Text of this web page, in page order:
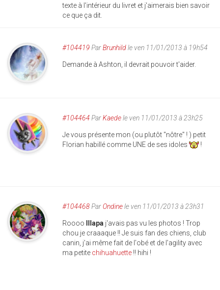
texte à l'intérieur du livret et j'aimerais bien savoir
ce que ça dit.
#104419 ParBrunhildle ven 11/01/2013 à 19h54
Demande à Ashton, il devrait pouvoir t'aider.
#104464 ParKaedele ven 11/01/2013 à 23h25
Je vous présente mon (ou plutôt "nôtre" ! ) petit
Florian habillé comme UNE de ses idoles
!
#104468ParOndinele ven 11/01/2013 à 23h31
Roooo Illapa j'avais pas vu les photos ! Trop
chou je craaaque !! Je suis fan des chiens, club
canin, j'ai même fait de l'obé et de l'agility avec
ma petite chihuahuette !! hihi !